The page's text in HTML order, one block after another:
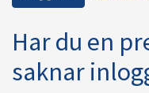
Har du en
saknar